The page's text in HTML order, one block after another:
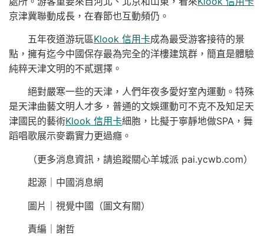
京津冀聯動成長，在春節也互動頻仍。
五年夜道游玩區Klook 信用卡成為最受游客接待的景
點，擁有迄今中國保存最為完全的洋樓建筑群，簡直是體驗
純粹天津文明的不貳選擇。
絕對嚴寒一些的天津，人們年夜多愛好室內運動。特殊
是天津曲藝文明人才多，普通的文娛運動可不克不及知足天
津國民的藝術Klook 信用卡細胞，比擬于寧靜地做SPA，舞
蹈唱歌展示麥霸實力更過癮。
（更多消息資訊，請追蹤關心羊城派 pai.ycwb.com）
起源｜中國消息網
圖片｜視覺中國（圖文有關）
責編｜謝哲